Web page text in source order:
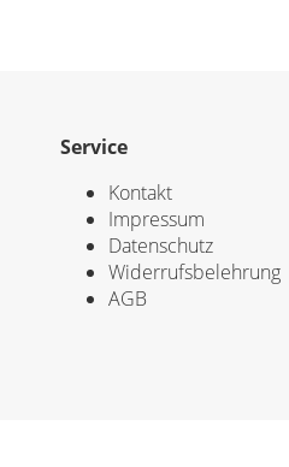
Service
Kontakt
Impressum
Datenschutz
Widerrufsbelehrung
AGB